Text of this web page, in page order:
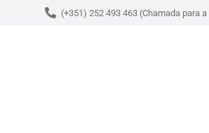
(+351) 252 493 463 (Chamada para